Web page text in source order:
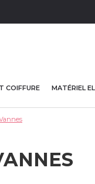
COIFFURE MATÉRIEL